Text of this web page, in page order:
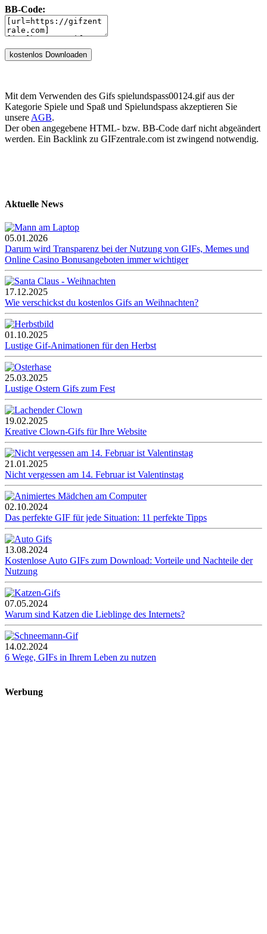
BB-Code:
Mit dem Verwenden des Gifs spielundspass00124.gif aus der
Kategorie Spiele und Spaß und Spielundspass akzeptieren Sie
unsere AGB.
Der oben angegebene HTML- bzw. BB-Code darf nicht abgeändert
werden. Ein Backlink zu GIFzentrale.com ist zwingend notwendig.
Aktuelle News
05.01.2026
Darum wird Transparenz bei der Nutzung von GIFs, Memes und
Online Casino Bonusangeboten immer wichtiger
17.12.2025
Wie verschickst du kostenlos Gifs an Weihnachten?
01.10.2025
Lustige Gif-Animationen für den Herbst
25.03.2025
Lustige Ostern Gifs zum Fest
19.02.2025
Kreative Clown-Gifs für Ihre Website
21.01.2025
Nicht vergessen am 14. Februar ist Valentinstag
02.10.2024
Das perfekte GIF für jede Situation: 11 perfekte Tipps
13.08.2024
Kostenlose Auto GIFs zum Download: Vorteile und Nachteile der
Nutzung
07.05.2024
Warum sind Katzen die Lieblinge des Internets?
14.02.2024
6 Wege, GIFs in Ihrem Leben zu nutzen
Werbung